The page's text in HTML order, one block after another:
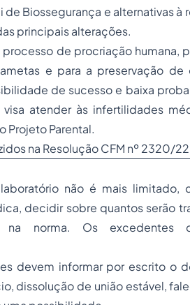
Biossegurança e alternativas à
principais alterações.
de procriação humana,
e para a preservação de
de sucesso e baixa
atender às infertilidades
Projeto Parental.
na Resolução CFM nº 2320/
não é mais limitado,
decidir sobre quantos serão
na norma. Os excedentes
devem informar por escrito o
dissolução de união estável,